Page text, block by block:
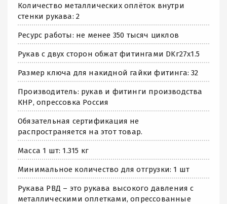
Количество металлических оплёток внутри
стенки рукава: 2
Ресурс работы: не менее 350 тысяч циклов
Рукав с двух сторон обжат фитингами DKг27х1.5
Размер ключа для накидной гайки фитинга: 32
Производитель: рукав и фитинги производства
КНР, опрессовка Россия
Обязательная сертификация не
распространяется на этот товар.
Масса 1 шт: 1.315 кг
Минимальное количество для отгрузки: 1 шт
Рукава РВД – это рукава высокого давления с
металлическими оплетками, опрессованные